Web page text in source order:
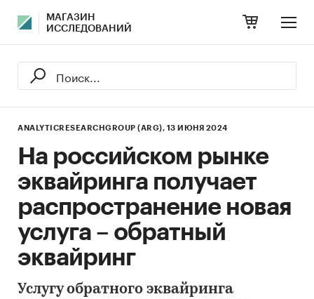
МАГАЗИН
ИССЛЕДОВАНИЙ
ANALYTICRESEARCHGROUP (ARG), 13 ИЮНЯ 2024
На российском рынке
эквайринга получает
распространение новая
услуга – обратный
эквайринг
Услугу обратного эквайринга